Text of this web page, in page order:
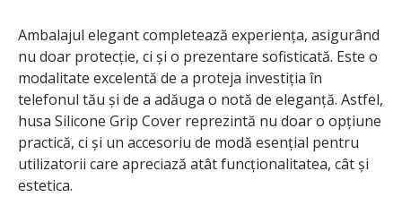
Ambalajul elegant completează experiența, asigurând
nu doar protecție, ci și o prezentare sofisticată. Este o
modalitate excelentă de a proteja investiția în
telefonul tău și de a adăuga o notă de eleganță. Astfel,
husa Silicone Grip Cover reprezintă nu doar o opțiune
practică, ci și un accesoriu de modă esențial pentru
utilizatorii care apreciază atât funcționalitatea, cât și
estetica.